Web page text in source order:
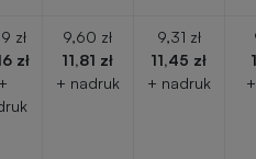
zł
zł
+
9,60 zł
11,81 zł
+ nadruk
9,31 zł
11,45 zł
+ nadruk